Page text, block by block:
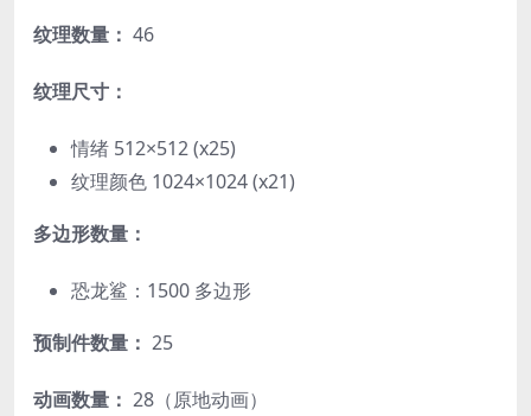
纹理数量： 46
纹理尺寸：
情绪 512×512 (x25)
纹理颜色 1024×1024 (x21)
多边形数量：
恐龙鲨：1500 多边形
预制件数量： 25
动画数量： 28（原地动画）